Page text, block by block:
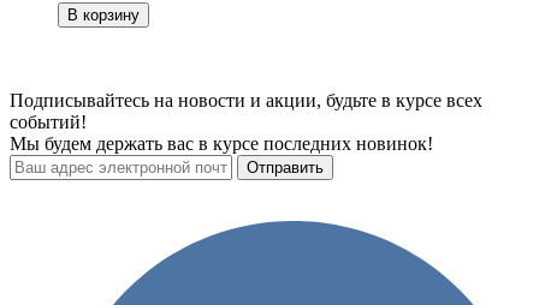
В корзину
Подписывайтесь на новости и акции, будьте в курсе всех
событий!
Мы будем держать вас в курсе последних новинок!